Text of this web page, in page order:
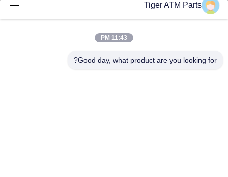
البريد
Tiger ATM Parts
11:43 PM
Good day, what product are you looking for?